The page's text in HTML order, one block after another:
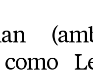
como